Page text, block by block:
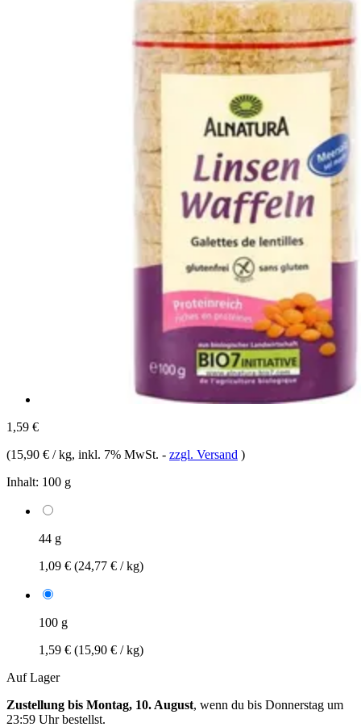
1,59 €
(15,90 € / kg, inkl. 7% MwSt. - zzgl. Versand )
Inhalt: 100 g
44 g
1,09 € (24,77 € / kg)
100 g
1,59 € (15,90 € / kg)
Auf Lager
Zustellung bis Montag, 10. August, wenn du bis Donnerstag um
23:59 Uhrbestellst.